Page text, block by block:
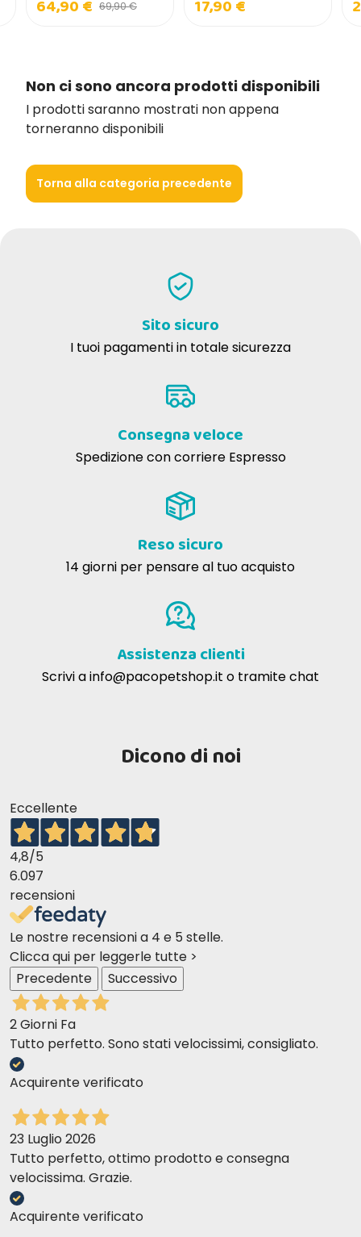
Cani e Gatti con
64,90 € 69,90 € 17,90 €
Non ci sono ancora prodotti disponibili
I prodotti saranno mostrati non appena
torneranno disponibili
Torna alla categoria precedente
Sito sicuro
I tuoi pagamenti in totale sicurezza
Consegna veloce
Spedizione con corriere Espresso
Reso sicuro
14 giorni per pensare al tuo acquisto
Assistenza clienti
Scrivi ainfo@pacopetshop.it o tramite chat
Dicono di noi
Eccellente
4,8/5
6.097
recensioni
Le nostre recensioni a 4 e 5 stelle.
Clicca qui per leggerle tutte >
Precedente
Successivo
2 Giorni Fa
Tutto perfetto. Sono stati velocissimi, consigliato.
Acquirente verificato
23 Luglio 2026
Tutto perfetto, ottimo prodotto e consegna
velocissima. Grazie.
Acquirente verificato